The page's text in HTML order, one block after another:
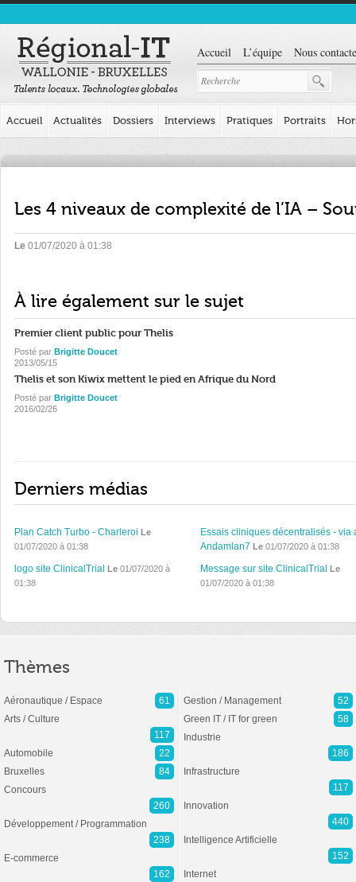
Accueil L’équipe Nous
Accueil Actualités Dossiers Interviews Pratiques Portraits
Les 4 niveaux de complexité de l’IA –
Le 01/07/2020 à 01:38
À lire également sur le sujet
Premier client public pour Thelis
Posté par Brigitte Doucet
2013/05/15
Thelis et son Kiwix mettent le pied en Afrique du Nord
Posté par Brigitte Doucet
2016/02/26
Derniers médias
Plan Catch Turbo - Charleroi Le
01/07/2020 à 01:38
Essais cliniques décentralisés - via
Andamlan7 Le01/07/2020 à 01:38
logo site ClinicalTrial Le 01/07/2020 à
01:38
Message sur site ClinicalTrial Le
01/07/2020 à 01:38
Thèmes
Aéronautique / Espace
61
Arts / Culture
117
Automobile
22
Bruxelles
84
Concours
260
Développement / Programmation
238
E-commerce
162
Gestion / Management
52
Green IT / IT for green
58
Industrie
186
Infrastructure
117
Innovation
440
Intelligence Artificielle
152
Internet